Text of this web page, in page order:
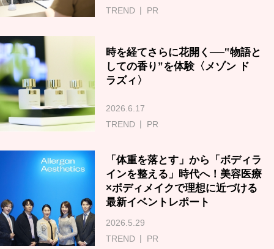
TREND
PR
時を経てさらに花開く──‟物語と
しての香り”を体験〈メゾン ド
ラズィ〉
2026.6.17
TREND
PR
「体重を落とす」から「ボディラ
インを整える」時代へ！美容医療
×ボディメイクで理想に近づける
最新イベントレポート
2026.5.29
TREND
PR